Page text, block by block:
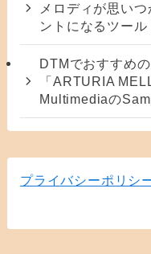
メロディが思い
ントになるツール
DTMでおすすめ
「ARTURIA
Multimediaの
プライバシーポリシ